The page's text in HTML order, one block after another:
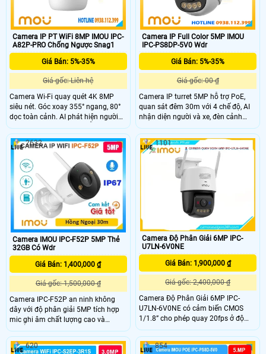
Camera IP PT WiFi 8MP IMOU IPC-
A82P-PRO Chống Ngược Snag1
Giá Bán: 5%-35%
Giá gốc: Liên hệ
Camera Wi-Fi quay quét 4K 8MP
siêu nét. Góc xoay 355° ngang, 80°
dọc toàn cảnh. AI phát hiện người
và thú cưng chính xác. Hỗ trợ nhìn
đêm Full-color thông minh. Đàm
thoại 2 chiều tiện lợi từ xa. Gọi điện
1 chạm về điện thoại tiện lợi. Kết nối
Wi-Fi 6 băng tần kép ổn định. Hỗ trợ
khe thẻ nhớ lên đến 512GB.
Camera IP Full Color 5MP IMOU
IPC-PS8DP-5V0 Wdr
Giá Bán: 5%-35%
Giá gốc: 00 ₫
Camera IP turret 5MP hỗ trợ PoE,
quan sát đêm 30m với 4 chế độ, AI
nhận diện người và xe, đèn cảnh
báo nhấp nháy, chống nước IP67.
Camera IMOU IPC-F52P 5MP Thẻ
32GB Có Wdr
Giá Bán: 1,400,000 ₫
Giá gốc: 1,500,000 ₫
Camera IPC-F52P an ninh không
dây với độ phân giải 5MP tích hợp
mic ghi âm chất lượng cao và
chuẩn nén H.265 tiết kiệm băng
thông. Camera hỗ trợ tầm nhìn ban
đêm lên đến 30m, kết nối Wi-Fi 6
2632
Camera Độ Phân Giải 6MP IPC-
U7LN-6V0NE
Giá Bán: 1,900,000 ₫
Giá gốc: 2,400,000 ₫
Camera Độ Phân Giải 6MP IPC-
U7LN-6V0NE có cảm biến CMOS
1/1.8” cho phép quay 20fps ở độ
phân giải 3200×1800 ống kính
3.6mm tạo góc nhìn ngang 89° hỗ
trợ quay quét ngang 0-340° dọc 0-
1101
620 854